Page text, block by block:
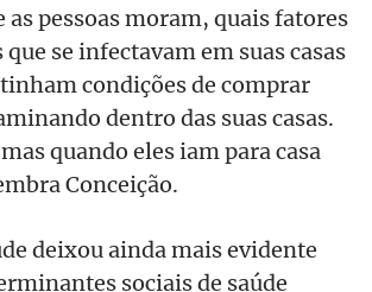
as pessoas moram, quais fatores
se infectavam em suas casas
condições de comprar
dentro das suas casas.
quando eles iam para casa
Conceição.
deixou ainda mais evidente
sociais de saúde